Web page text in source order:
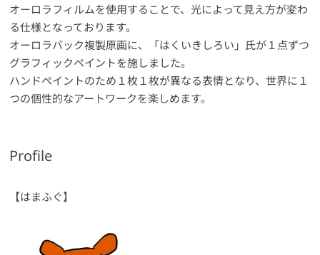
オーロラフィルムを使用することで、光によって見え方が変わ
る仕様となっております。
オーロラバック複製原画に、「はくいきしろい」氏が１点ずつ
グラフィックペイントを施しました。
ハンドペイントのため１枚１枚が異なる表情となり、世界に１
つの個性的なアートワークを楽しめます。
Profile
【はまふぐ】